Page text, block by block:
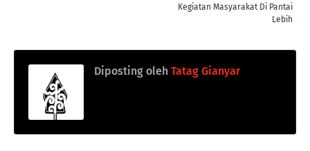
Kegiatan Masyarakat Di Pantai
Lebih
Diposting oleh Tatag Gianyar